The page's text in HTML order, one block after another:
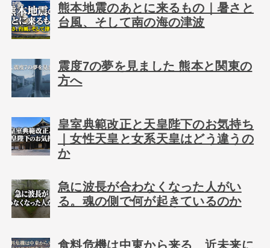
熊本地震のあとに来るもの｜暑さと
台風、そして南の海の津波
震度7の夢を見ました 熊本と関東の
方へ
皇室典範改正と天皇陛下のお気持ち
｜女性天皇と女系天皇はどう違うの
か
急に波長が合わなくなった人がい
る。魂の側で何が起きているのか
食料危機は中東から来る 近未来に